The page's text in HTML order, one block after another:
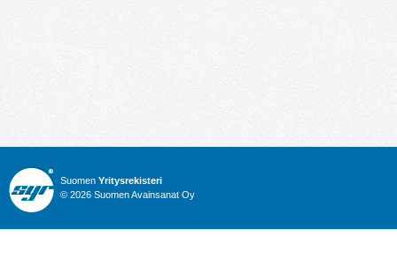
Suomen Yritysrekisteri
© 2026 Suomen Avainsanat Oy